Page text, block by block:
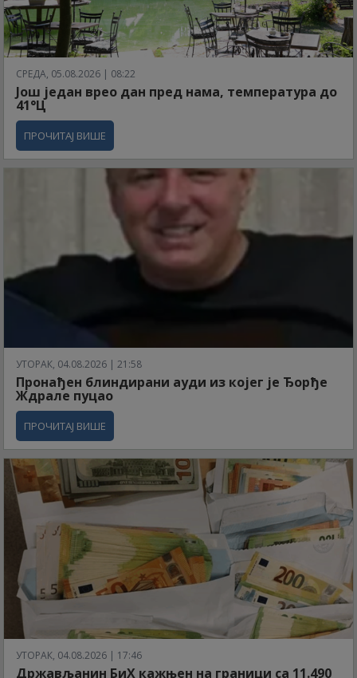
СРЕДА, 05.08.2026 | 08:22
Још један врео дан пред нама, температура до
41°Ц
ПРОЧИТАЈ ВИШЕ
УТОРАК, 04.08.2026 | 21:58
Пронађен блиндирани ауди из којег је Ђорђе
Ждрале пуцао
ПРОЧИТАЈ ВИШЕ
УТОРАК, 04.08.2026 | 17:46
Држављанин БиХ кажњен на граници са 11.490